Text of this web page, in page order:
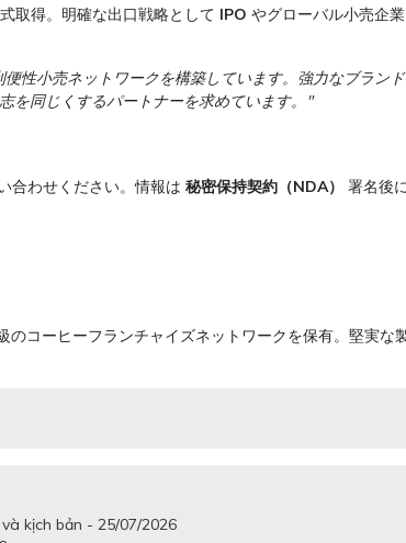
取得。明確な出口戦略として IPO やグローバル小売企
性小売ネットワークを構築しています。強力なブラン
を同じくするパートナーを求めています。"
合わせください。情報は 秘密保持契約（NDA） 署名後
コーヒーフランチャイズネットワークを保有。堅実な
kịch bản - 25/07/2026